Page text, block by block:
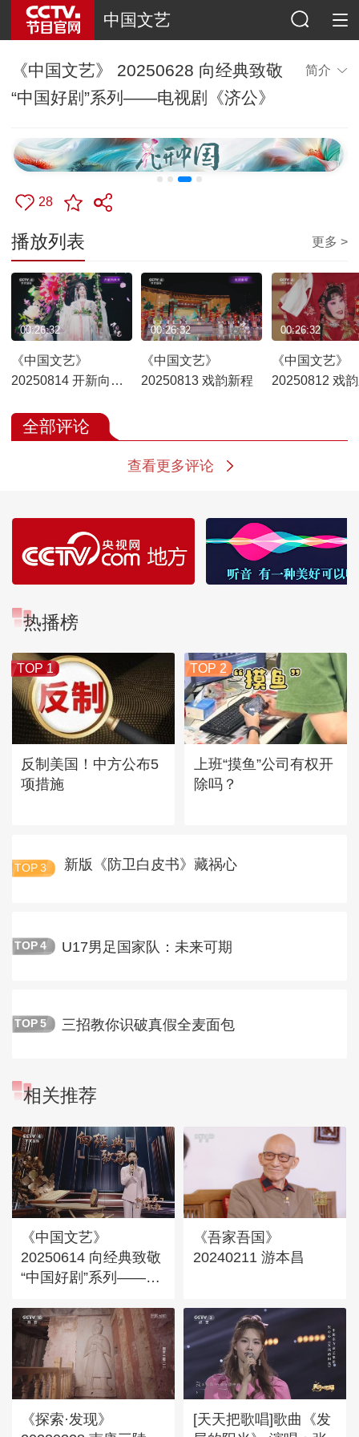
中国文艺
《中国文艺》 20250628 向经典致敬
“中国好剧”系列——电视剧《济公》
简介
28
播放列表 更多 >
《中国文艺》
20250814 开新向未
00:26:32
《中国文艺》
20250813 戏韵新程
00:26:32
《中国文艺》
20250812 戏
00:26:32
全部评论
查看更多评论
热播榜
TOP 1
反制美国！中方公布5
项措施
TOP 2
上班“摸鱼”公司有权开
除吗？
TOP 3 新版《防卫白皮书》藏祸心
TOP 4 U17男足国家队：未来可期
TOP 5 三招教你识破真假全麦面包
相关推荐
《中国文艺》
20250614 向经典致敬
“中国好剧”系列——
活》（中）
《吾家吾国》
20240211 游本昌
《探索·发现》
[天天把歌唱]歌曲《发